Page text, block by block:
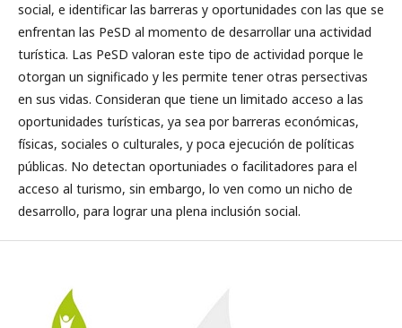
social, e identificar las barreras y oportunidades con las que se
enfrentan las PeSD al momento de desarrollar una actividad
turística. Las PeSD valoran este tipo de actividad porque le
otorgan un significado y les permite tener otras persectivas
en sus vidas. Consideran que tiene un limitado acceso a las
oportunidades turísticas, ya sea por barreras económicas,
físicas, sociales o culturales, y poca ejecución de políticas
públicas. No detectan oportuniades o facilitadores para el
acceso al turismo, sin embargo, lo ven como un nicho de
desarrollo, para lograr una plena inclusión social.